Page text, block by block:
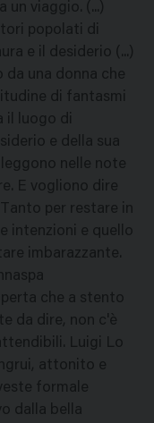
un viaggio. (...)
popolati di
e il desiderio (...)
una donna che
di fantasmi
il luogo di
e della sua
nelle note
E vogliono dire
per restare in
intenzioni e quello
imbarazzante.
che a stento
da dire, non c'è
Luigi Lo
attonito e
formale
dalla bella